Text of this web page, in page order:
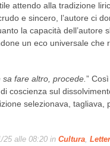
attendo alla tradizione
e sincero, l’autore ci
la capacità
un eco universale
fare altro, procede. ”
coscienza sul
selezionava,
25 alle 08:20in Cultura,